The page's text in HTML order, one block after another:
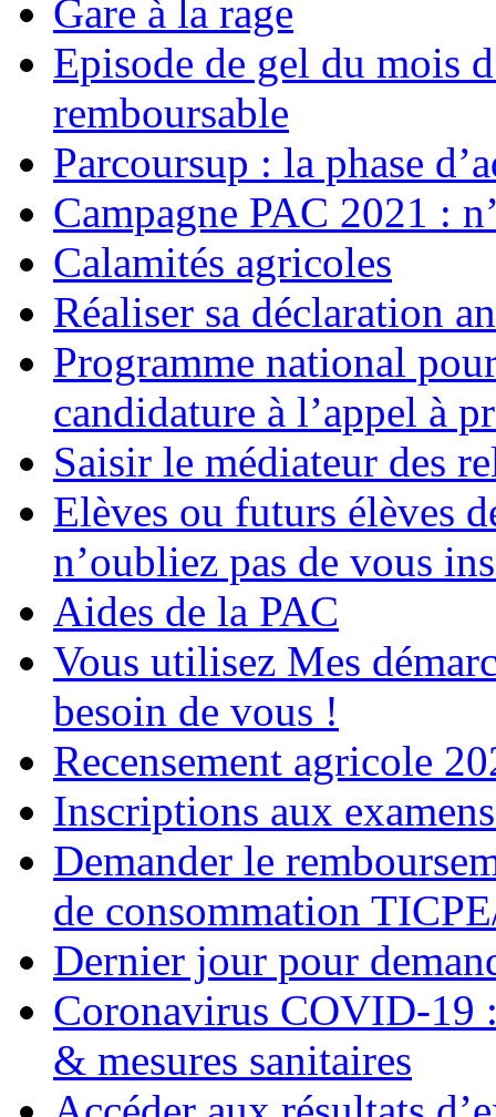
Gare à la rage
Episode de gel du mois
remboursable
Parcoursup : la phase
Campagne PAC 2021 :
Calamités agricoles
Réaliser sa déclaration
Programme national
candidature à l’appel à
Saisir le médiateur des
Elèves ou futurs élèves
n’oubliez pas de vous
Aides de la PAC
Vous utilisez Mes
besoin de vous !
Recensement agricole
Inscriptions aux
Demander le
de consommation
Dernier jour pour
Coronavirus COVID-19
& mesures sanitaires